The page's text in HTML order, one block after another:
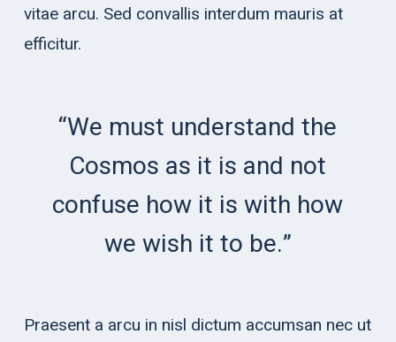
vitae arcu. Sed convallis interdum mauris at
efficitur.
“We must understand the
Cosmos as it is and not
confuse how it is with how
we wish it to be.”
Praesent a arcu in nisl dictum accumsan nec ut